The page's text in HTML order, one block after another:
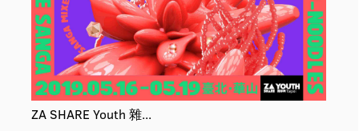
ZA SHARE Youth 雜...